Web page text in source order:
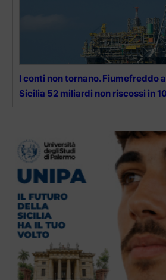
I conti non tornano. Fiumefreddo
Sicilia 52 miliardi non riscossi in